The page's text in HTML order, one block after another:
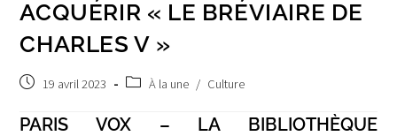
ACQUÉRIR « LE BRÉVIAIRE DE
CHARLES V »
Post19 avril 2023
PostÀ la une / Culture
PARIS VOX – LA BIBLIOTHÈQUE